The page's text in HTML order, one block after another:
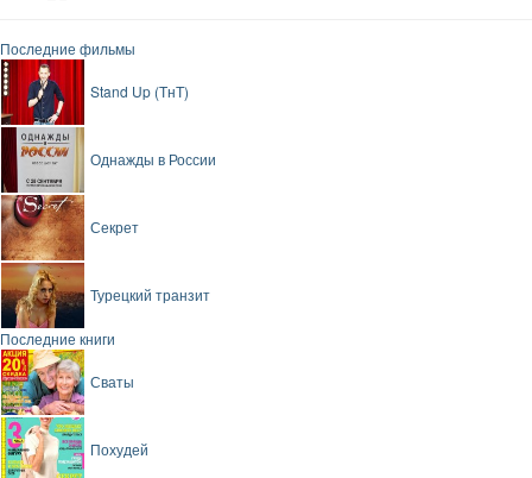
Последние фильмы
Stand Up (ТнТ)
Однажды в России
Секрет
Турецкий транзит
Последние книги
Сваты
Похудей